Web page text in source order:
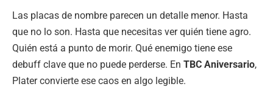
Las placas de nombre parecen un detalle menor. Hasta
que no lo son. Hasta que necesitas ver quién tiene agro.
Quién está a punto de morir. Qué enemigo tiene ese
debuff clave que no puede perderse. En TBC Aniversario,
Plater convierte ese caos en algo legible.